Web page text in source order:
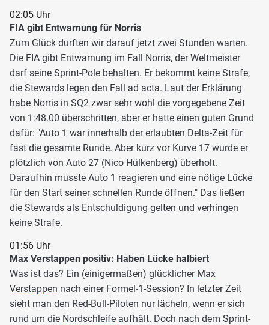
02:05 Uhr
FIA gibt Entwarnung für Norris
Zum Glück durften wir darauf jetzt zwei Stunden warten.
Die FIA gibt Entwarnung im Fall Norris, der Weltmeister
darf seine Sprint-Pole behalten. Er bekommt keine Strafe,
die Stewards legen den Fall ad acta. Laut der Erklärung
habe Norris in SQ2 zwar sehr wohl die vorgegebene Zeit
von 1:48.00 überschritten, aber er hatte einen guten Grund
dafür: "Auto 1 war innerhalb der erlaubten Delta-Zeit für
fast die gesamte Runde. Aber kurz vor Kurve 17 wurde er
plötzlich von Auto 27 (Nico Hülkenberg) überholt.
Daraufhin musste Auto 1 reagieren und eine nötige Lücke
für den Start seiner schnellen Runde öffnen." Das ließen
die Stewards als Entschuldigung gelten und verhingen
keine Strafe.
01:56 Uhr
Max Verstappen positiv: Haben Lücke halbiert
Was ist das? Ein (einigermaßen) glücklicher Max
Verstappen nach einer Formel-1-Session? In letzter Zeit
sieht man den Red-Bull-Piloten nur lächeln, wenn er sich
rund um die Nordschleife aufhält. Doch nach dem Sprint-